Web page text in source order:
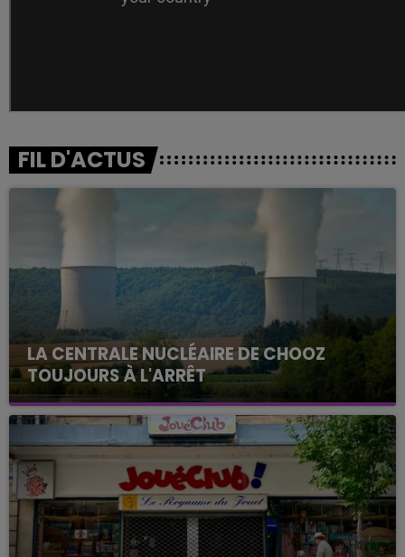
FIL D'ACTUS
LA CENTRALE NUCLÉAIRE DE CHOOZ
TOUJOURS À L'ARRÊT
Cela fait déjà une semaine que la centrale
nucléaire ardennaise est à l'arrêt. Une situation
justifiée par la sécheresse intense qui est toujours
présente.